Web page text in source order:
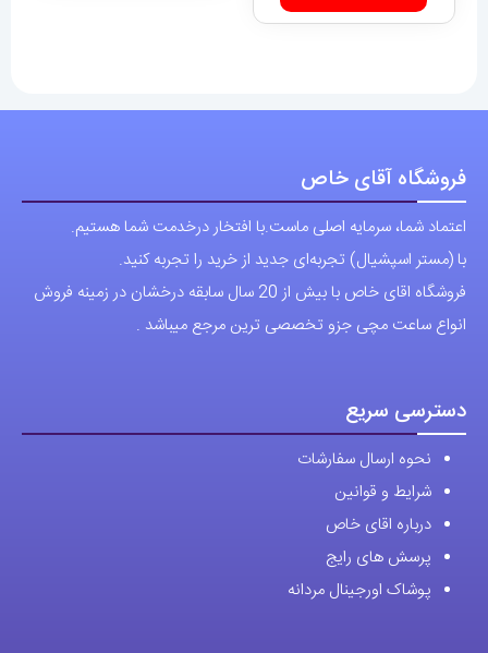
فروشگاه آقای خاص
اعتماد شما، سرمایه اصلی ماست.با افتخار درخدمت شما هستیم.
با (مستر اسپشیال) تجربه‌ای جدید از خرید را تجربه کنید.
فروشگاه اقای خاص با بیش از 20 سال سابقه درخشان در زمینه فروش
انواع ساعت مچی جزو تخصصی ترین مرجع میباشد .
دسترسی سریع
نحوه ارسال سفارشات
شرایط و قوانین
درباره اقای خاص
پرسش های رایج
پوشاک اورجینال مردانه